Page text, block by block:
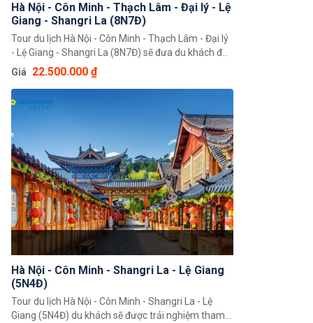
Hà Nội - Côn Minh - Thạch Lâm - Đại lý - Lệ
Giang - Shangri La (8N7Đ)
Tour du lịch Hà Nội - Côn Minh - Thạch Lâm - Đại lý
- Lệ Giang - Shangri La (8N7Đ) sẽ đưa du khách đến
những vùng đất mới nơi có thể khám phá những
cảnh quan thiên nhiên, trải nghiệm văn hoá và tiếp
xúc với những người dân nơi đây. Du khách sẽ có
những cái nhìn mới mẻ về một đất nước Trung
Giá 22.500.000 ₫
Hà Nội - Côn Minh - Shangri La - Lệ Giang
(5N4Đ)
Tour du lịch Hà Nội - Côn Minh - Shangri La - Lệ
Giang (5N4Đ) du khách sẽ được trải nghiệm tham